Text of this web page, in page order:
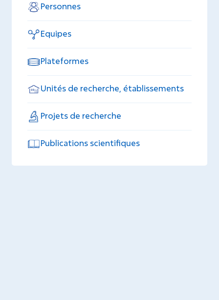
Personnes
Equipes
Plateformes
Unités de recherche, établissements
Projets de recherche
Publications scientifiques